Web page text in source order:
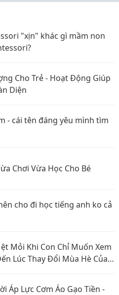
"xịn" khác gì mầm non
Cho Trẻ - Hoạt Động Giúp
Diện
- cái tên đáng yêu mình tìm
Chơi Vừa Học Cho Bé
cho đi học tiếng anh ko cả
Mỏi Khi Con Chỉ Muốn Xem
Lúc Thay Đổi Mùa Hè Của
Áp Lực Cơm Áo Gạo Tiền -